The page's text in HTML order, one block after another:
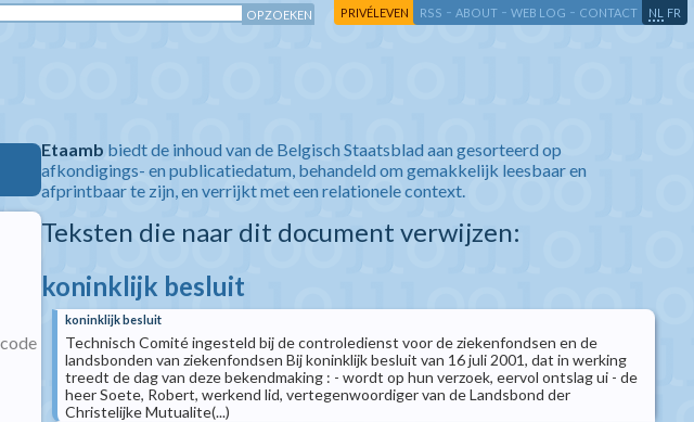
PRIVÉLEVEN RSS - ABOUT - WEB LOG - CONTACT NL FR
Etaamb biedt de inhoud van de Belgisch Staatsblad aan gesorteerd op
afkondigings- en publicatiedatum, behandeld om gemakkelijk leesbaar en
afprintbaar te zijn, en verrijkt met een relationele context.
Teksten die naar dit document verwijzen:
koninklijk besluit
koninklijk besluit
Technisch Comité ingesteld bij de controledienst voor de ziekenfondsen en de
landsbonden van ziekenfondsen Bij koninklijk besluit van 16 juli 2001, dat in werking
treedt de dag van deze bekendmaking : - wordt op hun verzoek, eervol ontslag ui - de
heer Soete, Robert, werkend lid, vertegenwoordiger van de Landsbond der
Christelijke Mutualite(...)